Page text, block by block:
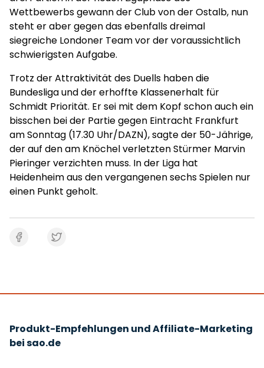
Wettbewerbs gewann der Club von der Ostalb, nun
steht er aber gegen das ebenfalls dreimal
siegreiche Londoner Team vor der voraussichtlich
schwierigsten Aufgabe.
Trotz der Attraktivität des Duells haben die
Bundesliga und der erhoffte Klassenerhalt für
Schmidt Priorität. Er sei mit dem Kopf schon auch ein
bisschen bei der Partie gegen Eintracht Frankfurt
am Sonntag (17.30 Uhr/DAZN), sagte der 50-Jährige,
der auf den am Knöchel verletzten Stürmer Marvin
Pieringer verzichten muss. In der Liga hat
Heidenheim aus den vergangenen sechs Spielen nur
einen Punkt geholt.
Produkt-Empfehlungen und Affiliate-Marketing
bei sao.de